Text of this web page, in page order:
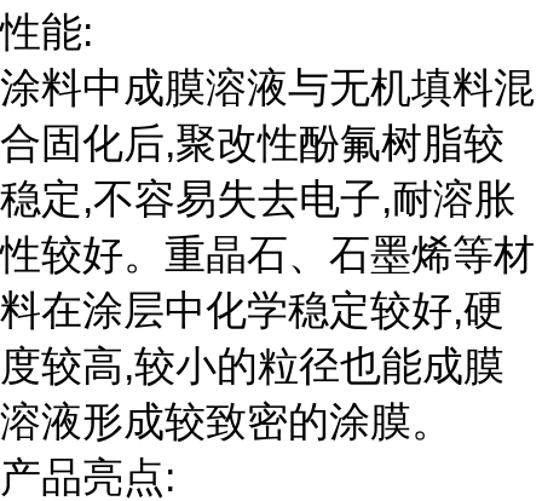
性能:
涂料中成膜溶液与无机填料混
合固化后,聚改性酚氟树脂较
稳定,不容易失去电子,耐溶胀
性较好。重晶石、石墨烯等材
料在涂层中化学稳定较好,硬
度较高,较小的粒径也能成膜
溶液形成较致密的涂膜。
产品亮点: